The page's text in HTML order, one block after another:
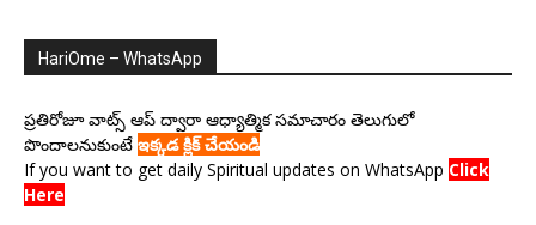
HariOme – WhatsApp
ప్రతిరోజూ వాట్స్ ఆప్ ద్వారా ఆధ్యాత్మిక సమాచారం తెలుగులో
పొందాలనుకుంటే ఇక్కడ క్లిక్ చేయండి
If you want to get daily Spiritual updates on WhatsApp Click
Here